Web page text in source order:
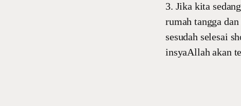
3. Jika kita
rumah tangga
sesudah selesai
insyaAllah akan